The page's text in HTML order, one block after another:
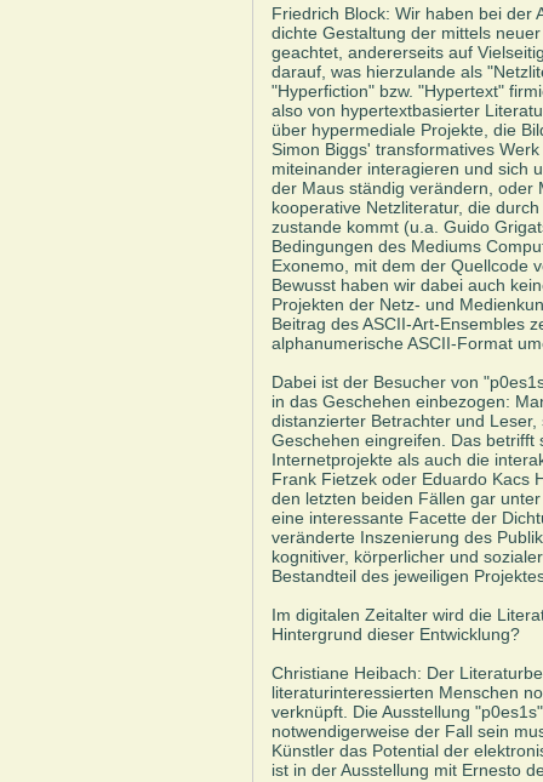
Friedrich Block: Wir haben bei der
dichte Gestaltung der mittels
geachtet, andererseits auf
darauf, was hierzulande als
"Hyperfiction" bzw. "Hypertext"
also von hypertextbasierter
über hypermediale Projekte, die
Simon Biggs' transformatives
miteinander interagieren und sich
der Maus ständig verändern, oder
kooperative Netzliteratur, die
zustande kommt (u.a. Guido
Bedingungen des Mediums
Exonemo, mit dem der Quellcode
Bewusst haben wir dabei auch
Projekten der Netz- und
Beitrag des ASCII-Art-Ensembles
alphanumerische ASCII-Format
Dabei ist der Besucher von
in das Geschehen einbezogen:
distanzierter Betrachter und
Geschehen eingreifen. Das betrifft
Internetprojekte als auch die
Frank Fietzek oder Eduardo Kacs
den letzten beiden Fällen gar
eine interessante Facette der
veränderte Inszenierung des
kognitiver, körperlicher und
Bestandteil des jeweiligen
Im digitalen Zeitalter wird die
Hintergrund dieser Entwicklung?
Christiane Heibach: Der
literaturinteressierten Menschen
verknüpft. Die Ausstellung
notwendigerweise der Fall sein
Künstler das Potential der
ist in der Ausstellung mit Ernesto